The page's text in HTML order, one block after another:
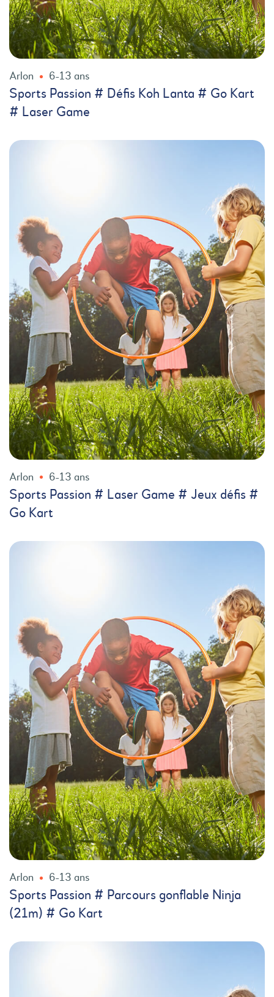
Arlon 6-13 ans
Sports Passion # Défis Koh Lanta # Go Kart
# Laser Game
Arlon 6-13 ans
Sports Passion # Laser Game # Jeux défis #
Go Kart
Arlon 6-13 ans
Sports Passion # Parcours gonflable Ninja
(21m) # Go Kart